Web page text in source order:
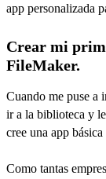
app personalizada
Crear mi
FileMaker.
Cuando me puse a
ir a la biblioteca y
cree una app
Como tantas